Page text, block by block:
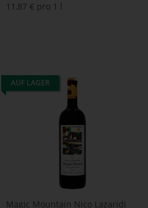
11,87 € pro 1 l
AUF LAGER
Magic Mountain Nico Lazaridi